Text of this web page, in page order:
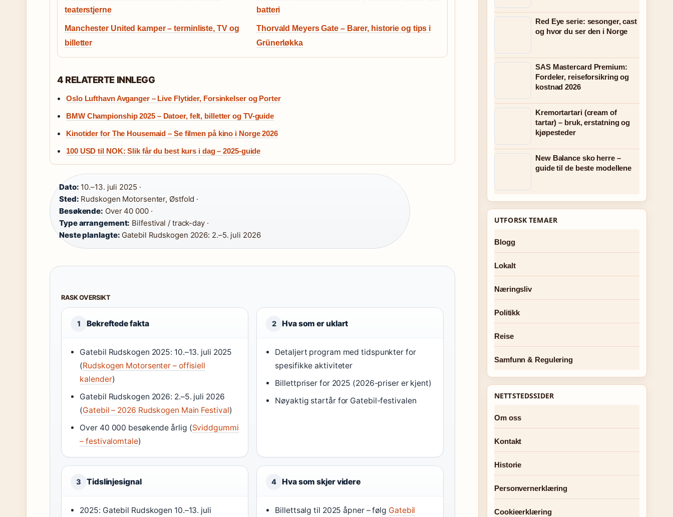
teaterstjerne
batteri
Manchester United kamper – terminliste, TV og
billetter
Thorvald Meyers Gate – Barer, historie og tips i
Grünerløkka
4 RELATERTE INNLEGG
Oslo Lufthavn Avganger – Live Flytider, Forsinkelser og Porter
BMW Championship 2025 – Datoer, felt, billetter og TV-guide
Kinotider for The Housemaid – Se filmen på kino i Norge 2026
100 USD til NOK: Slik får du best kurs i dag – 2025-guide
Dato: 10.–13. juli 2025 ·
Sted: Rudskogen Motorsenter, Østfold ·
Besøkende: Over 40 000 ·
Type arrangement: Bilfestival / track-day ·
Neste planlagte: Gatebil Rudskogen 2026: 2.–5. juli 2026
RASK OVERSIKT
1 Bekreftede fakta
Gatebil Rudskogen 2025: 10.–13. juli 2025
(Rudskogen Motorsenter – offisiell
kalender)
Gatebil Rudskogen 2026: 2.–5. juli 2026
(Gatebil – 2026 Rudskogen Main Festival)
Over 40 000 besøkende årlig (Sviddgummi
– festivalomtale)
2 Hva som er uklart
Detaljert program med tidspunkter for
spesifikke aktiviteter
Billettpriser for 2025 (2026-priser er kjent)
Nøyaktig startår for Gatebil-festivalen
3 Tidslinjesignal
2025: Gatebil Rudskogen 10.–13. juli
4 Hva som skjer videre
Billettsalg til 2025 åpner – følg Gatebil
Red Eye serie: sesonger, cast
og hvor du ser den i Norge
SAS Mastercard Premium:
Fordeler, reiseforsikring og
kostnad 2026
Kremortartari (cream of
tartar) – bruk, erstatning og
kjøpesteder
New Balance sko herre –
guide til de beste modellene
UTFORSK TEMAER
Blogg
Lokalt
Næringsliv
Politikk
Reise
Samfunn & Regulering
NETTSTEDSSIDER
Om oss
Kontakt
Historie
Personvernerklæring
Cookieerklæring